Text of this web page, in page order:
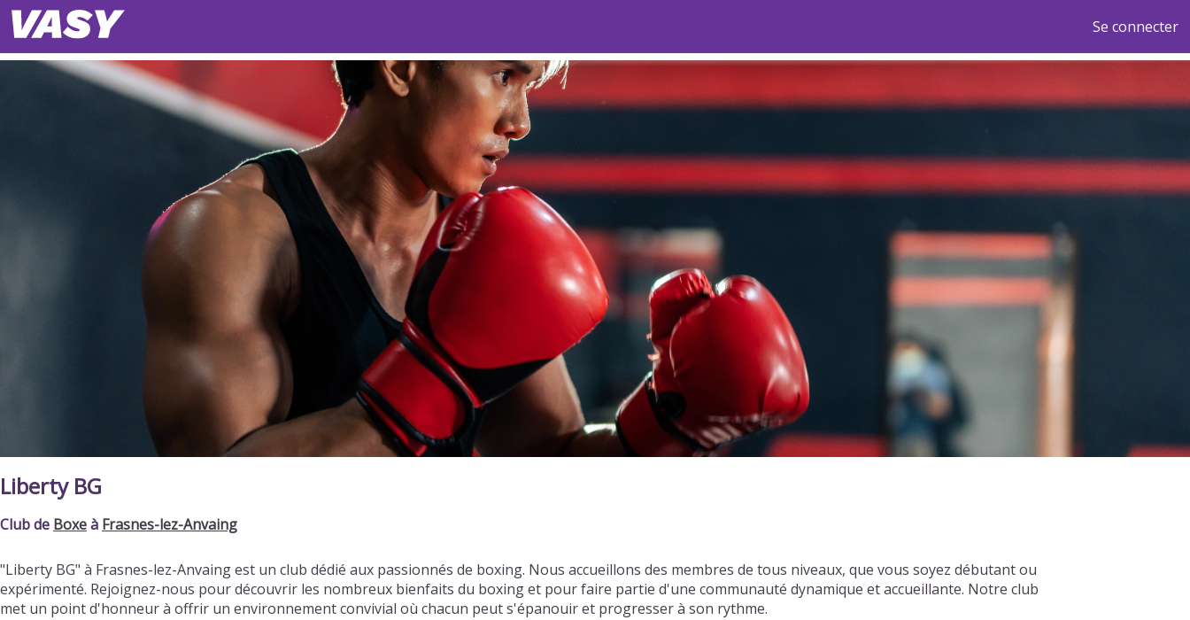
Se connecter
Liberty BG
Club de Boxeà Frasnes-lez-Anvaing
"Liberty BG" à Frasnes-lez-Anvaing est un club dédié aux passionnés de boxing. Nous accueillons des membres de tous niveaux, que vous soyez débutant ou
expérimenté. Rejoignez-nous pour découvrir les nombreux bienfaits du boxing et pour faire partie d'une communauté dynamique et accueillante. Notre club
met un point d'honneur à offrir un environnement convivial où chacun peut s'épanouir et progresser à son rythme.